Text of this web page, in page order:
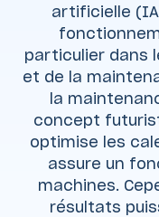
artificielle
particulier dans
et de la
la
concept
optimise les
assure un
machines.
résultats